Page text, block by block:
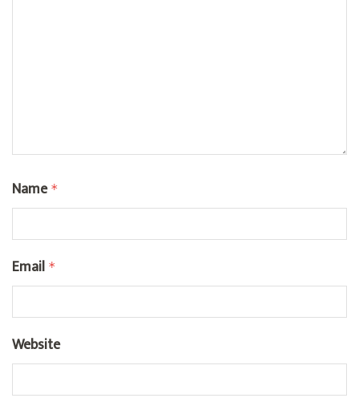
Name *
Email *
Website